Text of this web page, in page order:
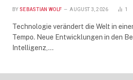
BY SEBASTIAN WOLF AUGUST 3, 2026 1
Technologie verändert die Welt in
Tempo. Neue Entwicklungen in den
Intelligenz,…